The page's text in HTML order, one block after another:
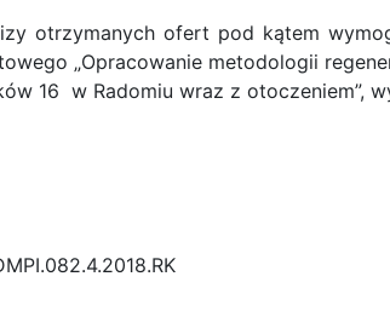
otrzymanych ofert pod kątem
„Opracowanie metodologii
16 w Radomiu wraz z otoczeniem”,